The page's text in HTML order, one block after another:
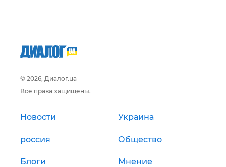
© 2026, Диалог.ua
Все права защищены.
Новости Украина
россия Общество
Блоги Мнение